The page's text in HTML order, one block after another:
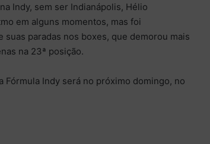
Indy, sem ser Indianápolis, Hélio
em alguns momentos, mas foi
paradas nos boxes, que demorou mais
na 23ª posição.
Fórmula Indy será no próximo domingo, no